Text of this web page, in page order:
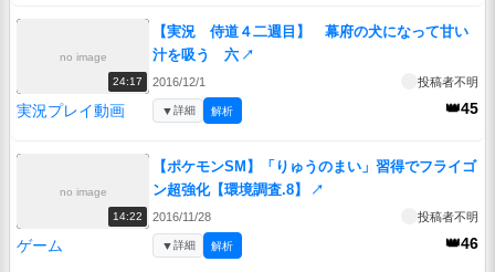
no image
24:17
【実況 侍道４二週目】 幕府の犬になって甘い
汁を吸う 六 ↗
2016/12/1 投稿者不明
実況プレイ動画 👑45
▼詳細 解析
no image
14:22
【ポケモンSM】「りゅうのまい」習得でフライゴ
ン超強化【環境調査.8】
↗
2016/11/28 投稿者不明
ゲーム 👑46
▼詳細 解析